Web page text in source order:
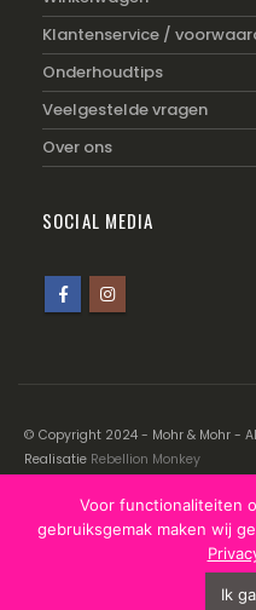
Klantenservice /
Onderhoudtips
Veelgestelde vragen
Over ons
SOCIAL MEDIA
© Copyright 2024 - Mohr & Mohr -
Realisatie Rebellion Monkey
Disclaimer|Cookiebeleid|
Voor functionaliteiten
gebruiksgemak maken wij
Ik